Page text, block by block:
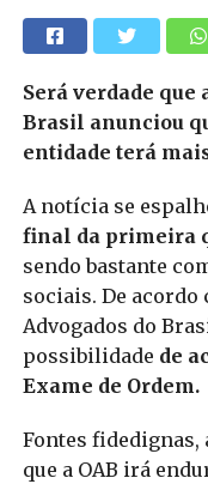
Será verdade que
Brasil anunciou
entidade terá
A notícia se
final da primeira
sendo bastante
sociais. De
Advogados do
possibilidade de
Exame de Ordem.
Fontes
que a OAB irá